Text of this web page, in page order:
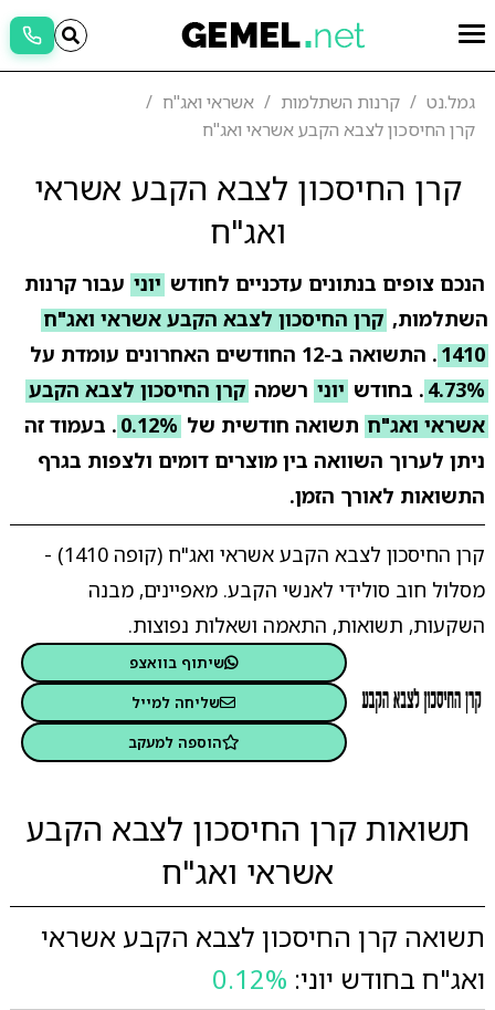
גמל.נט קרנות השתלמות
אשראי ואג"ח
קרן החיסכון לצבא הקבע אשראי ואג"ח
קרן החיסכון לצבא הקבע אשראי
ואג"ח
הנכם צופים בנתונים עדכניים לחודש יוני עבור קרנות
השתלמות, קרן החיסכון לצבא הקבע אשראי ואג"ח
1410 . התשואה ב-12 החודשים האחרונים עומדת על
4.73% . בחודש יוני רשמה קרן החיסכון לצבא הקבע
אשראי ואג"ח תשואה חודשית של 0.12% . בעמוד זה
ניתן לערוך השוואה בין מוצרים דומים ולצפות בגרף
התשואות לאורך הזמן.
קרן החיסכון לצבא הקבע אשראי ואג"ח (קופה 1410) -
מסלול חוב סולידי לאנשי הקבע. מאפיינים, מבנה
השקעות, תשואות, התאמה ושאלות נפוצות.
שיתוף בוואצפ
שליחה למייל
הוספה למעקב
תשואות קרן החיסכון לצבא הקבע
אשראי ואג"ח
תשואה קרן החיסכון לצבא הקבע אשראי
ואג"ח בחודש יוני: 0.12%